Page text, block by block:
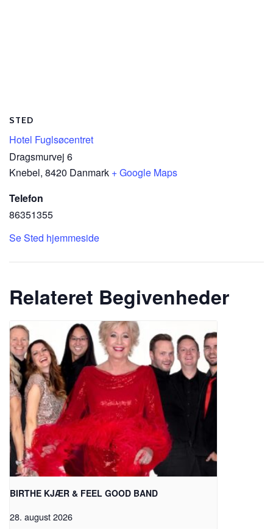
STED
Hotel Fuglsøcentret
Dragsmurvej 6
Knebel, 8420 Danmark + Google Maps
Telefon
86351355
Se Sted hjemmeside
Relateret Begivenheder
BIRTHE KJÆR & FEEL GOOD BAND
28. august 2026